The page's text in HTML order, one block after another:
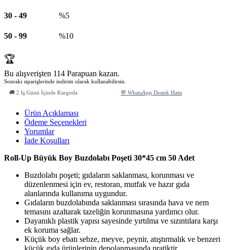
30 - 49 %5
50 - 99 %10
🏆
Bu alışverişten 114 Parapuan kazan.
Sonraki siparişlerinde indirim olarak kullanabilirsin.
🚚 2 İş Günü İçinde Kargoda
💬 WhatsApp Destek Hattı
Ürün Açıklaması
Ödeme Seçenekleri
Yorumlar
İade Koşulları
Roll-Up Büyük Boy Buzdolabı Poşeti 30*45 cm 50 Adet
Buzdolabı poşeti; gıdaların saklanması, korunması ve
düzenlenmesi için ev, restoran, mutfak ve hazır gıda
alanlarında kullanıma uygundur.
Gıdaların buzdolabında saklanması sırasında hava ve nem
temasını azaltarak tazeliğin korunmasına yardımcı olur.
Dayanıklı plastik yapısı sayesinde yırtılma ve sızıntılara karşı
ek koruma sağlar.
Küçük boy ebatı sebze, meyve, peynir, atıştırmalık ve benzeri
küçük gıda ürünlerinin depolanmasında pratiktir.